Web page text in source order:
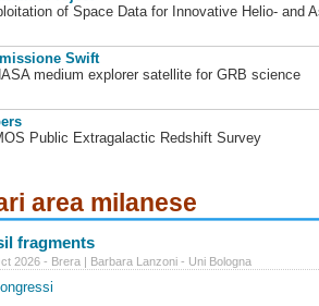
of Space Data for Innovative Helio- and
Swift
medium explorer satellite for GRB science
Public Extragalactic Redshift Survey
area milanese
fragments
2026 - Brera | Barbara Lanzoni - Uni Bologna